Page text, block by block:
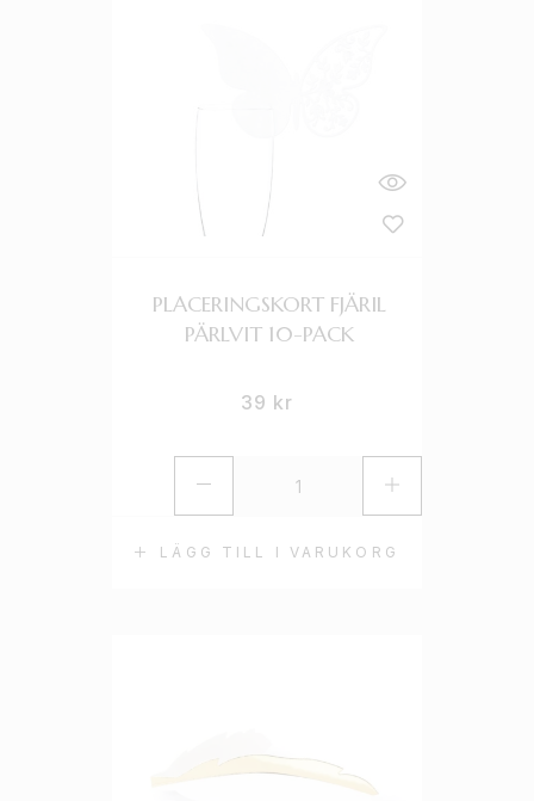
LÄGG TILL I VARUKORG
PLACERINGSKORT FJÄRIL
PÄRLVIT 10-PACK
39 kr